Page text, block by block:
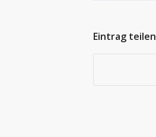
Eintrag teilen